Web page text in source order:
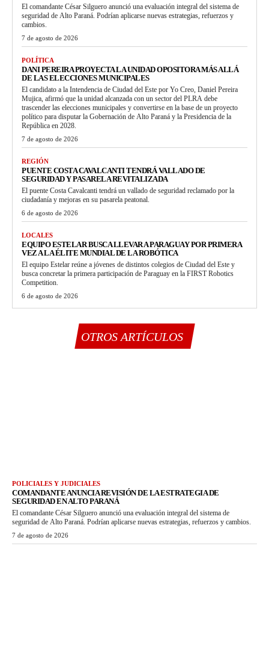
El comandante César Silguero anunció una evaluación integral del sistema de
seguridad de Alto Paraná. Podrían aplicarse nuevas estrategias, refuerzos y
cambios.
7 de agosto de 2026
POLÍTICA
DANI PEREIRA PROYECTA LA UNIDAD OPOSITORA MÁS ALLÁ
DE LAS ELECCIONES MUNICIPALES
El candidato a la Intendencia de Ciudad del Este por Yo Creo, Daniel Pereira
Mujica, afirmó que la unidad alcanzada con un sector del PLRA debe
trascender las elecciones municipales y convertirse en la base de un proyecto
político para disputar la Gobernación de Alto Paraná y la Presidencia de la
República en 2028.
7 de agosto de 2026
REGIÓN
PUENTE COSTA CAVALCANTI TENDRÁ VALLADO DE
SEGURIDAD Y PASARELA REVITALIZADA
El puente Costa Cavalcanti tendrá un vallado de seguridad reclamado por la
ciudadanía y mejoras en su pasarela peatonal.
6 de agosto de 2026
LOCALES
EQUIPO ESTELAR BUSCA LLEVAR A PARAGUAY POR PRIMERA
VEZ A LA ÉLITE MUNDIAL DE LA ROBÓTICA
El equipo Estelar reúne a jóvenes de distintos colegios de Ciudad del Este y
busca concretar la primera participación de Paraguay en la FIRST Robotics
Competition.
6 de agosto de 2026
OTROS ARTÍCULOS
POLICIALES Y JUDICIALES
COMANDANTE ANUNCIA REVISIÓN DE LA ESTRATEGIA DE
SEGURIDAD EN ALTO PARANÁ
El comandante César Silguero anunció una evaluación integral del sistema de
seguridad de Alto Paraná. Podrían aplicarse nuevas estrategias, refuerzos y cambios.
7 de agosto de 2026